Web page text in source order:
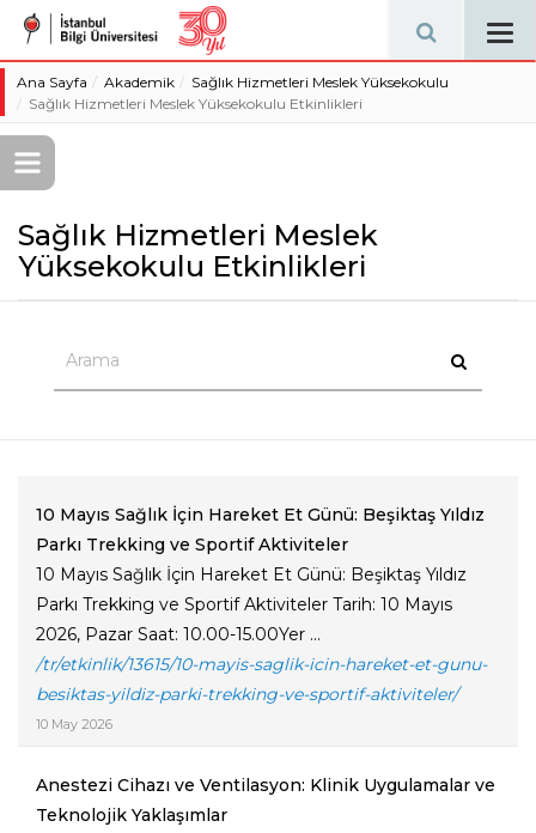
Ana Sayfa Akademik
Sağlık Hizmetleri Meslek Yüksekokulu
Sağlık Hizmetleri Meslek Yüksekokulu Etkinlikleri
Sağlık Hizmetleri Meslek
Yüksekokulu Etkinlikleri
10 Mayıs Sağlık İçin Hareket Et Günü: Beşiktaş Yıldız
Parkı Trekking ve Sportif Aktiviteler
10 Mayıs Sağlık İçin Hareket Et Günü: Beşiktaş Yıldız
Parkı Trekking ve Sportif Aktiviteler Tarih: 10 Mayıs
2026, Pazar Saat: 10.00-15.00Yer ...
/tr/etkinlik/13615/10-mayis-saglik-icin-hareket-et-gunu-
besiktas-yildiz-parki-trekking-ve-sportif-aktiviteler/
10 May 2026
Anestezi Cihazı ve Ventilasyon: Klinik Uygulamalar ve
Teknolojik Yaklaşımlar